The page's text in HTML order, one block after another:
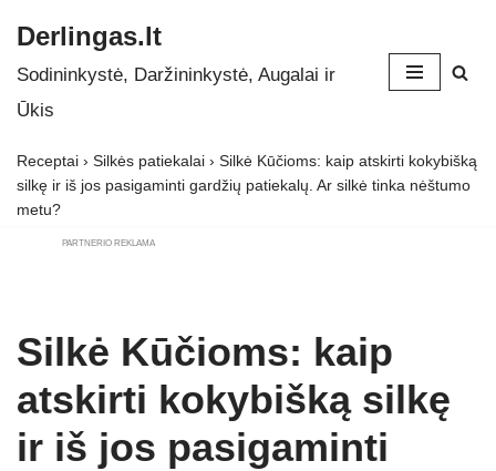
Skip
to
Derlingas.lt
Sodininkystė, Daržininkystė, Augalai ir
Ūkis
Receptai › Silkės patiekalai › Silkė Kūčioms: kaip atskirti kokybišką
silkę ir iš jos pasigaminti gardžių patiekalų. Ar silkė tinka nėštumo
metu?
PARTNERIO REKLAMA
Silkė Kūčioms: kaip
atskirti kokybišką silkę
ir iš jos pasigaminti